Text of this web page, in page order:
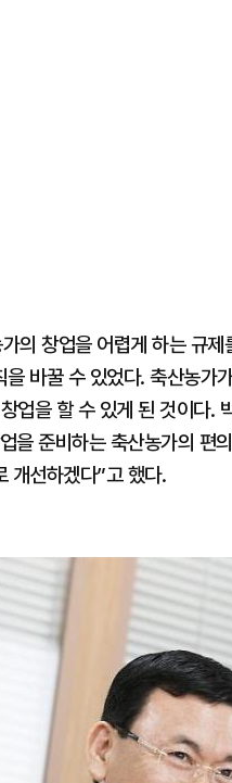
의 창업을 어렵게 하는 규
바꿀 수 있었다. 축산농가
업을 할 수 있게 된 것이다.
을 준비하는 축산농가의
개선하겠다”고 했다.